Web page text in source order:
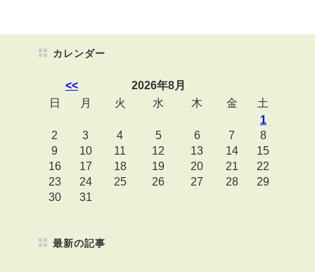
カレンダー
<<
2026年8月
日
月 火 水 木 金
土
1
2
3 4 5 6 7
8
9
10 11 12 13 14
15
16
17 18 19 20 21
22
23
24 25 26 27 28
29
30
31
最新の記事